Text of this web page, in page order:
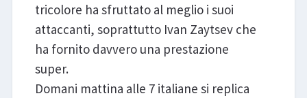
tricolore ha sfruttato al meglio i suoi
attaccanti, soprattutto Ivan Zaytsev che
ha fornito davvero una prestazione
super.
Domani mattina alle 7 italiane si replica